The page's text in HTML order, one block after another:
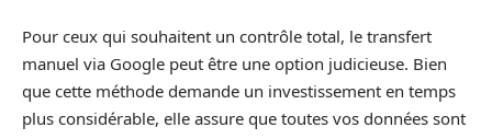
Pour ceux qui souhaitent un contrôle total, le transfert
manuel via Google peut être une option judicieuse. Bien
que cette méthode demande un investissement en temps
plus considérable, elle assure que toutes vos données sont